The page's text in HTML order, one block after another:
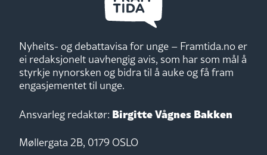
Nyheits- og debattavisa for unge – Framtida.no er
ei redaksjonelt uavhengig avis, som har som mål å
styrkje nynorsken og bidra til å auke og få fram
engasjementet til unge.
Ansvarleg redaktør: Birgitte Vågnes Bakken
Møllergata 2B, 0179 OSLO